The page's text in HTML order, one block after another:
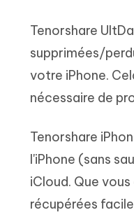
Tenorshare
supprimées/
votre iPhone.
nécessaire de
Tenorshare
l'iPhone (sans
iCloud. Que
récupérées